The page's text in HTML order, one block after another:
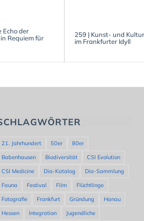
Echo der
Requiem für
259 | Kunst- und
im Frankfurter Idyll
21. Jahrhundert 50er
80er
Babenhausen
Biodiversität
CSI Evolution
CSI Medicine
Dia-Katalog
Dia-Sammlung
Fauna
Festival Film
Flüchtlinge
Fotografie
Frankfurt Gründung
Hanau
Hessen
Integration Jugendliche